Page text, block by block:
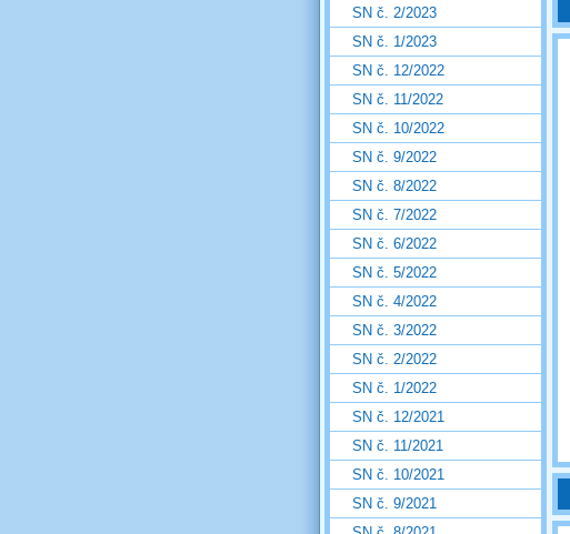
SN č. 2/2023
SN č. 1/2023
SN č. 12/2022
SN č. 11/2022
SN č. 10/2022
SN č. 9/2022
SN č. 8/2022
SN č. 7/2022
SN č. 6/2022
SN č. 5/2022
SN č. 4/2022
SN č. 3/2022
SN č. 2/2022
SN č. 1/2022
SN č. 12/2021
SN č. 11/2021
SN č. 10/2021
SN č. 9/2021